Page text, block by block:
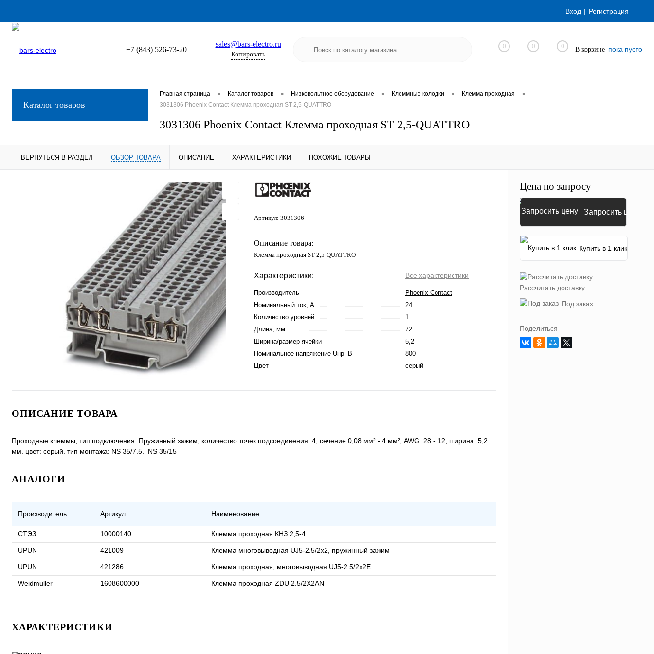
Вход Регистрация
+7 (843) 526-73-20
sales@bars-electro.ru
Копировать
0 0 0 В корзине пока пусто
Каталог товаров
Главная страница • Каталог товаров • Низковольтное оборудование • Клеммные колодки • Клемма проходная •
3031306 Phoenix Contact Клемма проходная ST 2,5-QUATTRO
3031306 Phoenix Contact Клемма проходная ST 2,5-QUATTRO
ВЕРНУТЬСЯ В РАЗДЕЛ ОБЗОР ТОВАРА ОПИСАНИЕ ХАРАКТЕРИСТИКИ ПОХОЖИЕ ТОВАРЫ
Артикул: 3031306
Описание товара:
Клемма проходная ST 2,5-QUATTRO
Характеристики: Все характеристики
Производитель
Phoenix Contact
Номинальный ток, А
24
Количество уровней
1
Длина, мм
72
Ширина/размер ячейки
5,2
Номинальное напряжение Uнр, В
800
Цвет
серый
ОПИСАНИЕ ТОВАРА
Проходные клеммы, тип подключения: Пружинный зажим, количество точек подсоединения: 4, cечение:0,08 мм² - 4 мм², AWG: 28 - 12, ширина: 5,2
мм, цвет: cерый, тип монтажа: NS 35/7,5, NS 35/15
АНАЛОГИ
Производитель Артикул Наименование
СТЭЗ 10000140 Клемма проходная КНЗ 2,5-4
UPUN 421009 Клемма многовыводная UJ5-2.5/2x2, пружинный зажим
UPUN 421286 Клемма проходная, многовыводная UJ5-2.5/2x2E
Weidmuller 1608600000 Клемма проходная ZDU 2.5/2X2AN
ХАРАКТЕРИСТИКИ
Цена по запросу
Запросить цену
Купить в 1 клик
Рассчитать доставку
Под заказ
Поделиться